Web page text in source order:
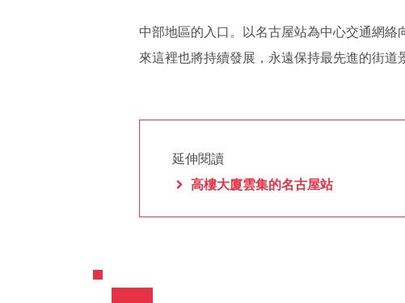
中部地區的入口。以名古屋站為中心交通網
來這裡也將持續發展，永遠保持最先進的街道
延伸閱讀
高樓大廈雲集的名古屋站